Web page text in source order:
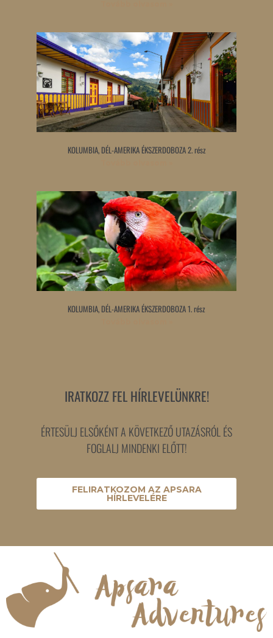
KOLUMBIA, DÉL-AMERIKA ÉKSZERDOBOZA 2. rész
KOLUMBIA, DÉL-AMERIKA ÉKSZERDOBOZA 1. rész
IRATKOZZ FEL HÍRLEVELÜNKRE!
ÉRTESÜLJ ELSŐKÉNT A KÖVETKEZŐ UTAZÁSRÓL ÉS
FOGLALJ MINDENKI ELŐTT!
FELIRATKOZOM AZ APSARA
HÍRLEVELÉRE